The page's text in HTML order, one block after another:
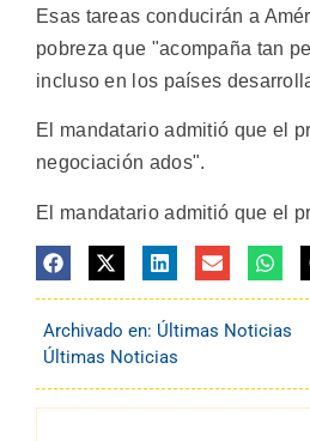
Esas tareas conducirán a
pobreza que "acompaña tan
incluso en los países
El mandatario admitió que el
negociación ados".
El mandatario admitió que el
Archivado en: Últimas Noticias
Últimas Noticias